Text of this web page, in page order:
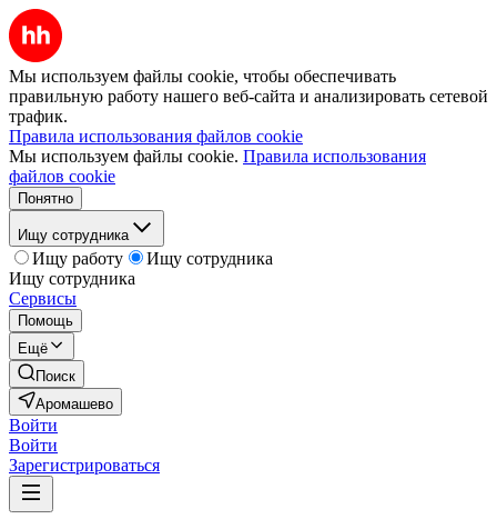
Мы используем файлы cookie, чтобы обеспечивать
правильную работу нашего веб-сайта и анализировать сетевой
трафик.
Правила использования файлов cookie
Мы используем файлы cookie. Правила использования
файлов cookie
Понятно
Ищу сотрудника
Ищу работу
Ищу сотрудника
Ищу сотрудника
Сервисы
Помощь
Ещё
Поиск
Аромашево
Войти
Войти
Зарегистрироваться